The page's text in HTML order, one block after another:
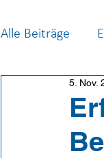
Alle Beiträge
Feste &5. Nov.